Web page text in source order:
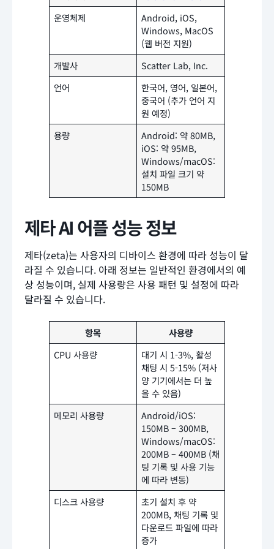
운영체제
Android, iOS,
Windows, MacOS
(웹 버전 지원)
개발사
Scatter Lab, Inc.
언어
한국어, 영어, 일본어,
중국어 (추가 언어 지
원 예정)
용량
Android: 약 80MB,
iOS: 약 95MB,
Windows/macOS:
설치 파일 크기 약
150MB
제타 AI 어플 성능 정보
제타(zeta)는 사용자의 디바이스 환경에 따라 성능이 달
라질 수 있습니다. 아래 정보는 일반적인 환경에서의 예
상 성능이며, 실제 사용량은 사용 패턴 및 설정에 따라
달라질 수 있습니다.
항목
사용량
CPU 사용량
대기 시 1-3%, 활성
채팅 시 5-15% (저사
양 기기에서는 더 높
을 수 있음)
메모리 사용량
Android/iOS:
150MB – 300MB,
Windows/macOS:
200MB – 400MB (채
팅 기록 및 사용 기능
에 따라 변동)
디스크 사용량
초기 설치 후 약
200MB, 채팅 기록 및
다운로드 파일에 따라
증가